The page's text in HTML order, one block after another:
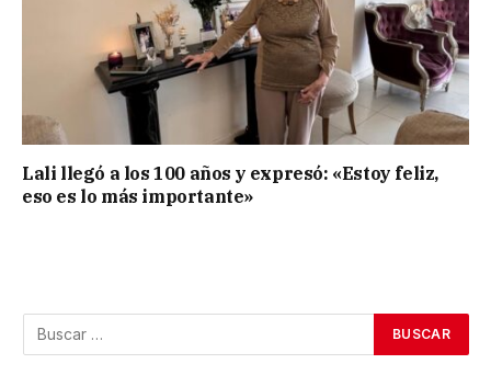
Lali llegó a los 100 años y expresó: «Estoy feliz,
eso es lo más importante»